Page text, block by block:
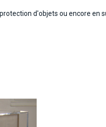
d'objets ou encore en